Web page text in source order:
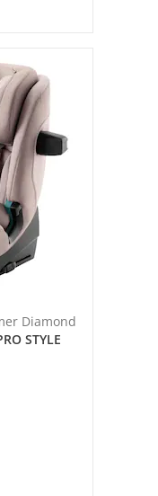
Diamond
STYLE